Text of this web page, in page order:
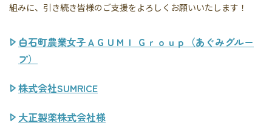
組みに、引き続き皆様のご支援をよろしくお願いいたします！
白石町農業女子ＡＧＵＭＩ Ｇｒｏｕｐ（あぐみグルー
プ）
株式会社SUMRICE
大正製薬株式会社様